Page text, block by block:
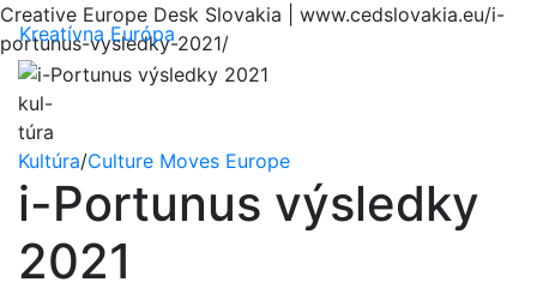
Creative Europe Desk Slovakia | www.cedslovakia.eu/i-
portunus-vysledky-2021/
Kreatívna Európa Menu
kul-
túra
Kultúra/Culture Moves Europe
i-Portunus výsledky
2021